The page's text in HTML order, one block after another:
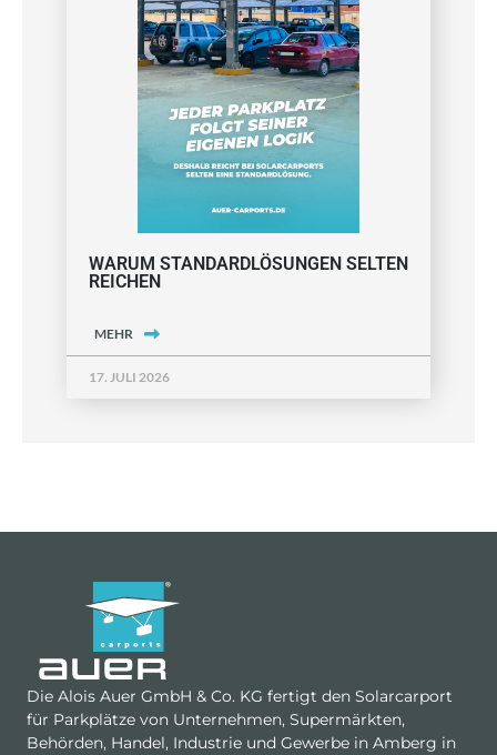
WARUM STANDARDLÖSUNGEN SELTEN
REICHEN
MEHR
17. JULI 2026
Die Alois Auer GmbH & Co. KG fertigt den Solarcarport
für Parkplätze von Unternehmen, Supermärkten,
Behörden, Handel, Industrie und Gewerbe in Amberg in